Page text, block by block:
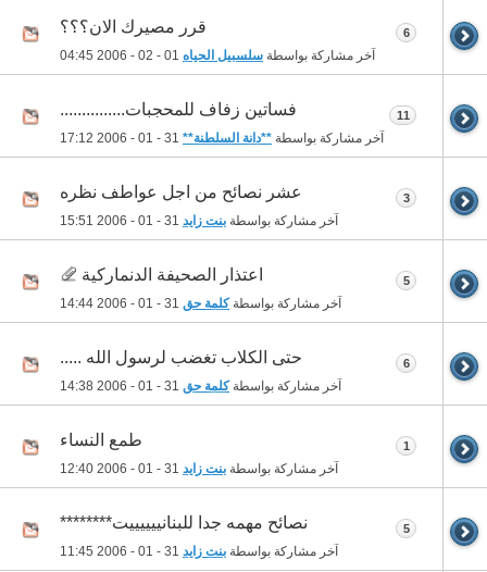
قرر مصيرك الان؟؟؟
آخر مشاركة بواسطة سلسبيل الحياه 04:45
6
فساتين زفاف للمحجبات...............
آخر مشاركة بواسطة **دانة السلطنة** 17:12
11
عشر نصائح من اجل عواطف نظره
آخر مشاركة بواسطة بنت زايد 15:51
3
اعتذار الصحيفة الدنماركية
آخر مشاركة بواسطةكلمة حق 14:44
5
حتى الكلاب تغضب لرسول الله .....
آخر مشاركة بواسطةكلمة حق 14:38
6
طمع النساء
آخر مشاركة بواسطة بنت زايد 12:40
1
نصائح مهمه جدا للبنانييييييت********
آخر مشاركة بواسطة بنت زايد 11:45
5